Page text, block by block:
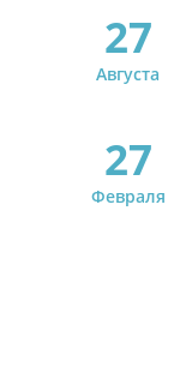
27
Августа
27
Февраля